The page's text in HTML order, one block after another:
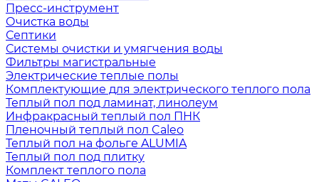
Пресс-инструмент
Очистка воды
Септики
Системы очистки и умягчения воды
Фильтры магистральные
Электрические теплые полы
Комплектующие для электрического теплого пола
Теплый пол под ламинат, линолеум
Инфракрасный теплый пол ПНК
Пленочный теплый пол Caleo
Теплый пол на фольге ALUMIA
Теплый пол под плитку
Комплект теплого пола